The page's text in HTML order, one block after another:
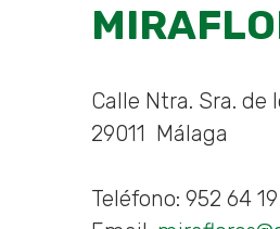
Calle Ntra. Sra. de
29011 Málaga
Teléfono: 952 64
Necesarias
opcionales.